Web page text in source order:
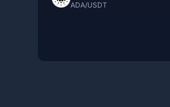
ADA/USDT